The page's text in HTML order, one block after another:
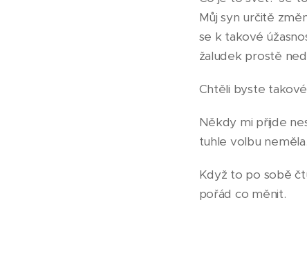
Můj syn určitě
se k takové
žaludek prostě
Chtěli byste
Někdy mi přijde
tuhle volbu neměla.
Když to po sobě
pořád co měnit.